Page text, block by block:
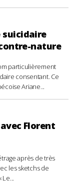
suicidaire
nature
particulièrement
consentant. Ce
Ariane...
Florent
après de très
les sketchs de